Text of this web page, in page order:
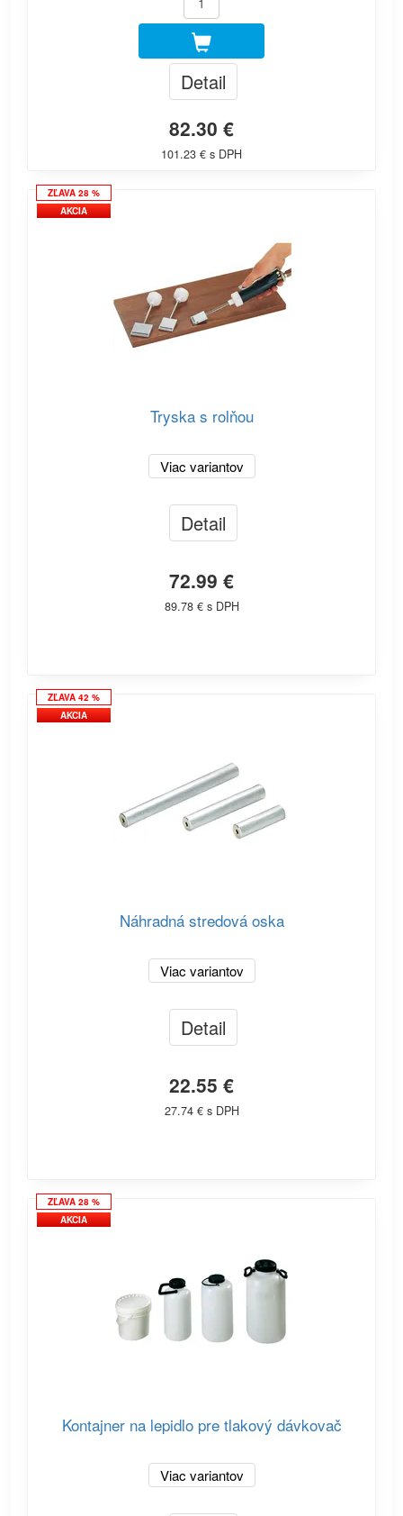
Detail
82.30 €
101.23 € s DPH
ZĽAVA 28 %
AKCIA
Tryska s rolňou
Viac variantov
Detail
72.99 €
89.78 € s DPH
ZĽAVA 42 %
AKCIA
Náhradná stredová oska
Viac variantov
Detail
22.55 €
27.74 € s DPH
ZĽAVA 28 %
AKCIA
Kontajner na lepidlo pre tlakový dávkovač
Viac variantov